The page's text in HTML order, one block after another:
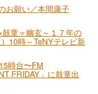
お願い／本間康子
鼓童＝幽玄～１７年の
10時～TeNYテレビ新
時台〜FM
FRIDAY」に鼓童出